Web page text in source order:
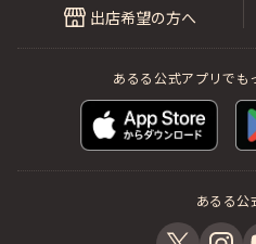
出店希望の方へ
あるる公式アプリでも
あるる公